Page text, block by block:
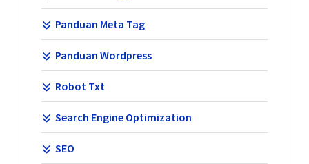
Panduan Meta Tag
Panduan Wordpress
Robot Txt
Search Engine Optimization
SEO